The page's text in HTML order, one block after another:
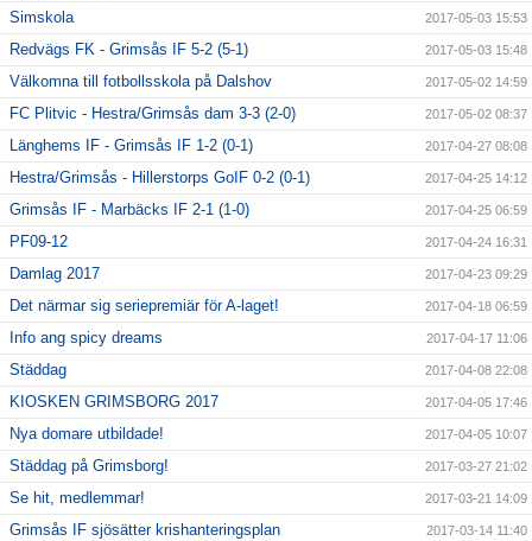
Simskola 2017-05-03 15:53
Redvägs FK - Grimsås IF 5-2 (5-1) 2017-05-03 15:48
Välkomna till fotbollsskola på Dalshov 2017-05-02 14:59
FC Plitvic - Hestra/Grimsås dam 3-3 (2-0) 2017-05-02 08:37
Länghems IF - Grimsås IF 1-2 (0-1) 2017-04-27 08:08
Hestra/Grimsås - Hillerstorps GoIF 0-2 (0-1) 2017-04-25 14:12
Grimsås IF - Marbäcks IF 2-1 (1-0) 2017-04-25 06:59
PF09-12 2017-04-24 16:31
Damlag 2017 2017-04-23 09:29
Det närmar sig seriepremiär för A-laget! 2017-04-18 06:59
Info ang spicy dreams 2017-04-17 11:06
Städdag 2017-04-08 22:08
KIOSKEN GRIMSBORG 2017 2017-04-05 17:46
Nya domare utbildade! 2017-04-05 10:07
Städdag på Grimsborg! 2017-03-27 21:02
Se hit, medlemmar! 2017-03-21 14:09
Grimsås IF sjösätter krishanteringsplan 2017-03-14 11:40